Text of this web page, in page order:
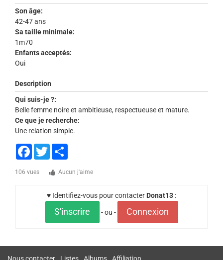
Son âge:
42-47 ans
Sa taille minimale:
1m70
Enfants acceptés:
Oui
Description
Qui suis-je ?:
Belle femme noire et ambitieuse, respectueuse et mature.
Ce que je recherche:
Une relation simple.
Facebook
Twitter
106 vues Aucun j'aime
♥ Identifiez-vous pour contacter Donat13 :
S'inscrire - ou - Connexion